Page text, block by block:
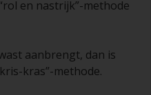
loopt u het risico dat
en/of te ver
en nastrijk”-methode
aanbrengt, dan is
kras”-methode.